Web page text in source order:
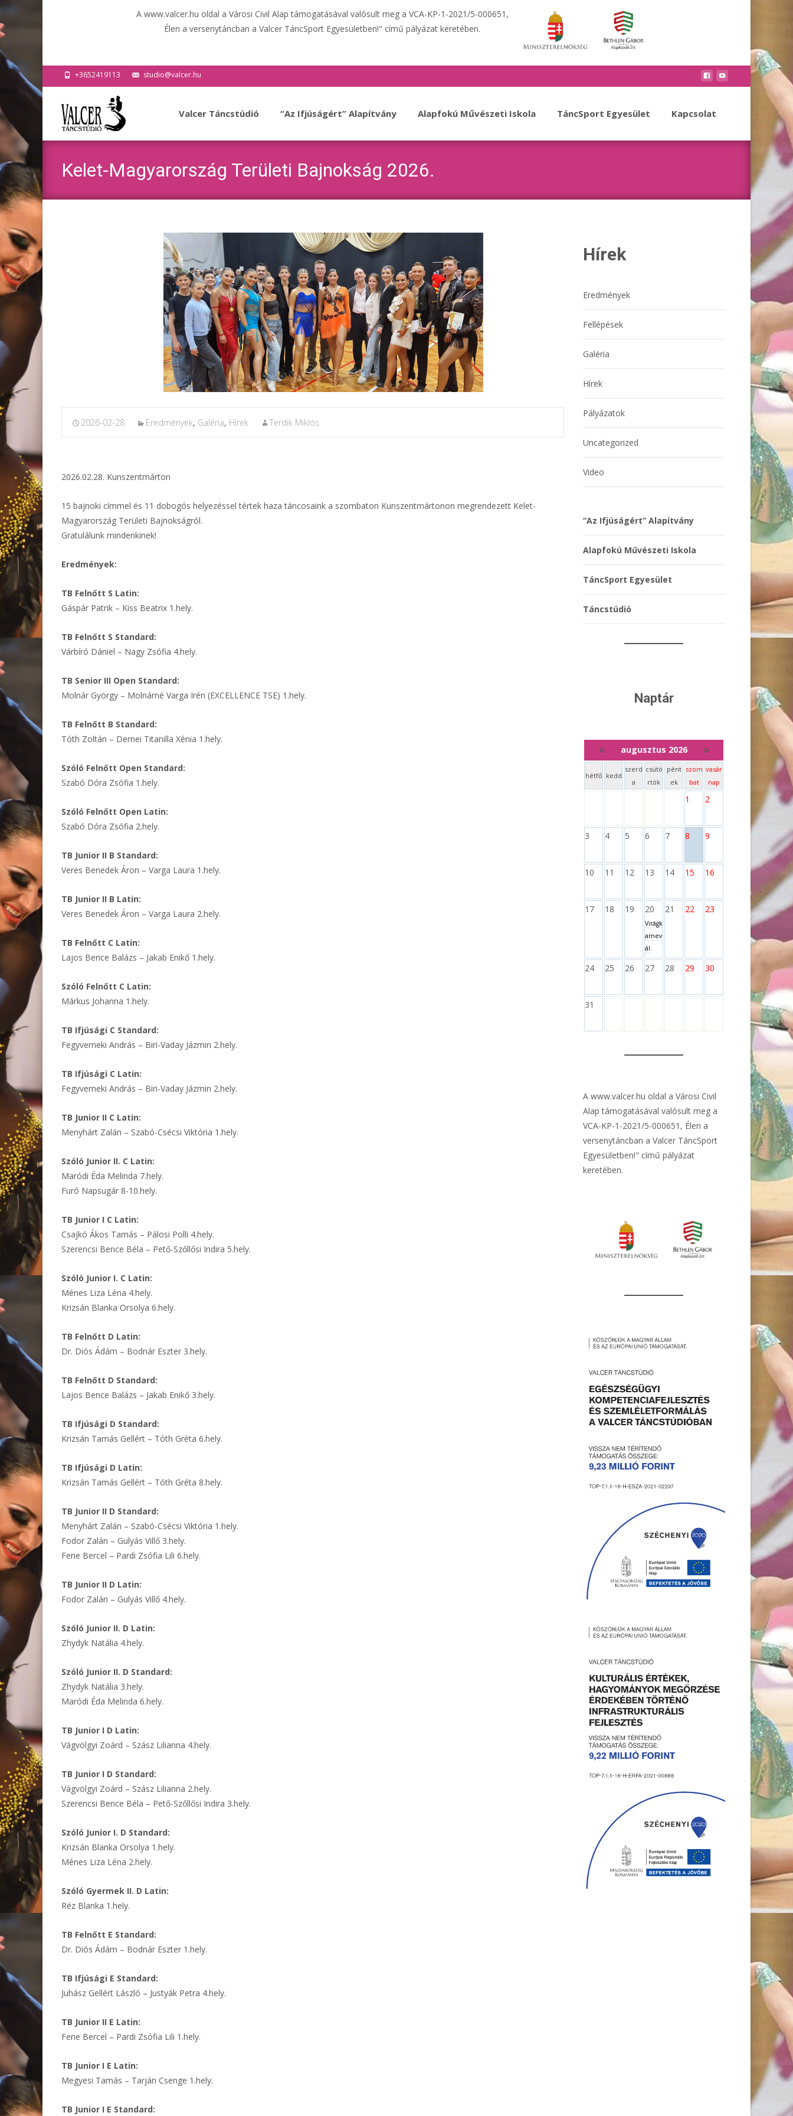
A www.valcer.hu oldal a Városi Civil Alap támogatásával valósult meg a VCA-KP-1-2021/5-000651,
Élen a versenytáncban a Valcer TáncSport Egyesületben!" című pályázat keretében.
+3652419113 studio@valcer.hu
Valcer Táncstúdió “Az Ifjúságért” Alapítvány Alapfokú Művészeti Iskola TáncSport Egyesület Kapcsolat
Kelet-Magyarország Területi Bajnokság 2026.
2026-02-28 Eredmények, Galéria, Hírek Terdik Miklós
2026.02.28. Kunszentmárton
15 bajnoki címmel és 11 dobogós helyezéssel tértek haza táncosaink a szombaton Kunszentmártonon megrendezett Kelet-
Magyarország Területi Bajnokságról.
Gratulálunk mindenkinek!
Eredmények:
TB Felnőtt S Latin:
Gáspár Patrik – Kiss Beatrix 1.hely.
TB Felnőtt S Standard:
Várbíró Dániel – Nagy Zsófia 4.hely.
TB Senior III Open Standard:
Molnár György – Molnárné Varga Irén (EXCELLENCE TSE) 1.hely.
TB Felnőtt B Standard:
Tóth Zoltán – Dernei Titanilla Xénia 1.hely.
Szóló Felnőtt Open Standard:
Szabó Dóra Zsófia 1.hely.
Szóló Felnőtt Open Latin:
Szabó Dóra Zsófia 2.hely.
TB Junior II B Standard:
Veres Benedek Áron – Varga Laura 1.hely.
TB Junior II B Latin:
Veres Benedek Áron – Varga Laura 2.hely.
TB Felnőtt C Latin:
Lajos Bence Balázs – Jakab Enikő 1.hely.
Szóló Felnőtt C Latin:
Márkus Johanna 1.hely.
TB Ifjúsági C Standard:
Fegyverneki András – Biri-Vaday Jázmin 2.hely.
TB Ifjúsági C Latin:
Fegyverneki András – Biri-Vaday Jázmin 2.hely.
TB Junior II C Latin:
Menyhárt Zalán – Szabó-Csécsi Viktória 1.hely.
Szóló Junior II. C Latin:
Maródi Éda Melinda 7.hely.
Furó Napsugár 8-10.hely.
TB Junior I C Latin:
Csajkó Ákos Tamás – Pálosi Polli 4.hely.
Szerencsi Bence Béla – Pető-Szőllősi Indira 5.hely.
Szóló Junior I. C Latin:
Ménes Liza Léna 4.hely.
Krizsán Blanka Orsolya 6.hely.
TB Felnőtt D Latin:
Dr. Diós Ádám – Bodnár Eszter 3.hely.
TB Felnőtt D Standard:
Lajos Bence Balázs – Jakab Enikő 3.hely.
TB Ifjúsági D Standard:
Krizsán Tamás Gellért – Tóth Gréta 6.hely.
TB Ifjúsági D Latin:
Krizsán Tamás Gellért – Tóth Gréta 8.hely.
TB Junior II D Standard:
Menyhárt Zalán – Szabó-Csécsi Viktória 1.hely.
Fodor Zalán – Gulyás Villő 3.hely.
Fene Bercel – Pardi Zsófia Lili 6.hely.
TB Junior II D Latin:
Fodor Zalán – Gulyás Villő 4.hely.
Szóló Junior II. D Latin:
Zhydyk Natália 4.hely.
Szóló Junior II. D Standard:
Zhydyk Natália 3.hely.
Maródi Éda Melinda 6.hely.
TB Junior I D Latin:
Vágvölgyi Zoárd – Szász Lilianna 4.hely.
TB Junior I D Standard:
Vágvölgyi Zoárd – Szász Lilianna 2.hely.
Szerencsi Bence Béla – Pető-Szőllősi Indira 3.hely.
Szóló Junior I. D Standard:
Krizsán Blanka Orsolya 1.hely.
Ménes Liza Léna 2.hely.
Szóló Gyermek II. D Latin:
Réz Blanka 1.hely.
TB Felnőtt E Standard:
Dr. Diós Ádám – Bodnár Eszter 1.hely.
TB Ifjúsági E Standard:
Juhász Gellért László – Justyák Petra 4.hely.
TB Junior II E Latin:
Fene Bercel – Pardi Zsófia Lili 1.hely.
TB Junior I E Latin:
Megyesi Tamás – Tarján Csenge 1.hely.
TB Junior I E Standard:
Hírek
Eredmények
Fellépések
Galéria
Hírek
Pályázatok
Uncategorized
Video
“Az Ifjúságért” Alapítvány
Alapfokú Művészeti Iskola
TáncSport Egyesület
Táncstúdió
Naptár
< augusztus 2026 >
hétfő kedd
szerd
a
csütö
rtök
pént
ek
szom
bat
vasár
nap
1 2
3 4 5 6 7 8 9
10 11 12 13 14 15 16
17 18 19 20
Virágk
arnev
ál.
21 22 23
24 25 26 27 28 29 30
31
A www.valcer.hu oldal a Városi Civil
Alap támogatásával valósult meg a
VCA-KP-1-2021/5-000651, Élen a
versenytáncban a Valcer TáncSport
Egyesületben!" című pályázat
keretében.